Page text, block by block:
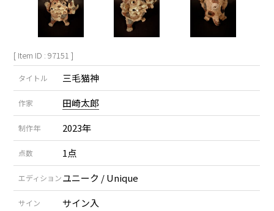
[ Item ID : 97151 ]
タイトル 三毛猫神
作家 田崎太郎
制作年 2023年
点数 1点
エディションユニーク / Unique
サイン サイン入